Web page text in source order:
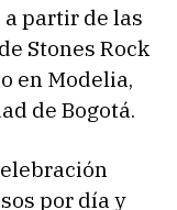
a partir de las
Stones Rock
en Modelia,
de Bogotá.
por día y